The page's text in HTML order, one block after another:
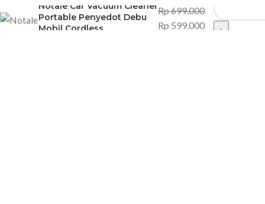
Notale Car Vacuum Cleaner
Portable Penyedot Debu
Mobil Cordless
Rp699.000
Rp 599.000